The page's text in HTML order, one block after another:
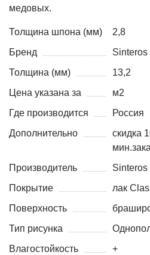
медовых.
Толщина шпона (мм)
2,8
Бренд
Толщина (мм)
13,2
Цена указана за
м2
Где производится
Россия
Дополнительно
скидка
Производитель
Sinteros
Покрытие
лак
Поверхность
Тип рисунка
Влагостойкость
+